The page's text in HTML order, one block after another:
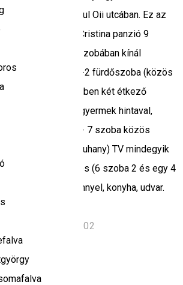
300 méterre a Pârâul Oii utcában. Ez az
bal oldalán. A Cristina panzió 9
hely) és 7 panzió szobában kínál
felszereltsége: -2 fürdőszoba (közös
víz, a házak közelében két étkező
grillezővel, gyermek hintaval,
felszereltsége: - 7 szoba közös
(2 WC és 3 zuhany) TV mindegyik
központi fűtés (6 szoba 2 és egy 4
hűtőszekrénnyel, konyha, udvar.
Romania, 535502